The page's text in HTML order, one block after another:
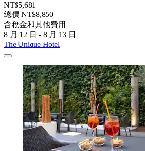
NT$5,681
總價 NT$8,850
含稅金和其他費用
8 月 12 日 - 8 月 13 日
The Unique Hotel